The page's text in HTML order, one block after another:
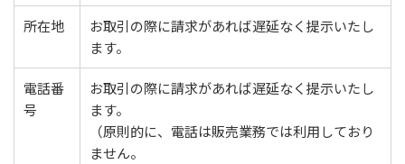
所在地
お取引の際に請求があれば遅延なく提示いたし
ます。
電話番
号
お取引の際に請求があれば遅延なく提示いたし
ます。
（原則的に、電話は販売業務では利用しており
ません。